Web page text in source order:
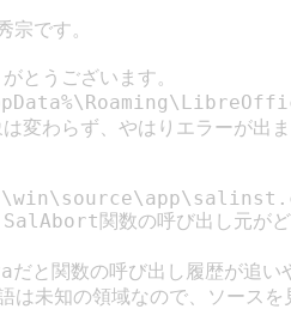
とうございます。
変わらず、やはりエラーが出
SalAbort関数の呼び出し元が
だと関数の呼び出し履歴が追い
は未知の領域なので、ソース